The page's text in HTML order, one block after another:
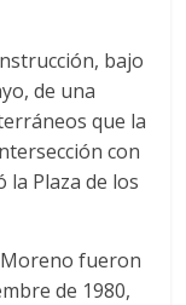
bajo
de una
que la
con
la Plaza de los
fueron
de 1980,